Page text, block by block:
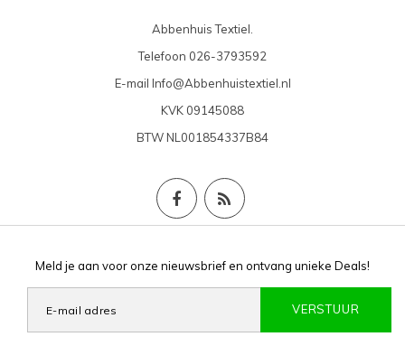
Abbenhuis Textiel.
Telefoon 026-3793592
E-mail Info@Abbenhuistextiel.nl
KVK 09145088
BTWNL001854337B84
Meld je aan voor onze nieuwsbrief en ontvang unieke Deals!
VERSTUUR